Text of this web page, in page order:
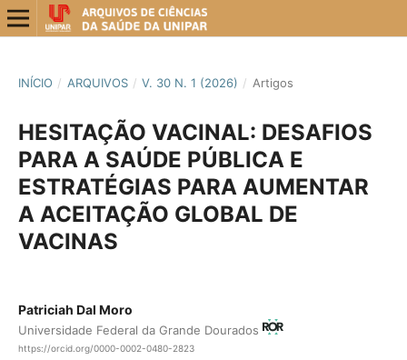
INÍCIO / ARQUIVOS / V. 30 N. 1 (2026) / Artigos
HESITAÇÃO VACINAL: DESAFIOS
PARA A SAÚDE PÚBLICA E
ESTRATÉGIAS PARA AUMENTAR
A ACEITAÇÃO GLOBAL DE
VACINAS
Patriciah Dal Moro
Universidade Federal da Grande Dourados
https://orcid.org/0000-0002-0480-2823